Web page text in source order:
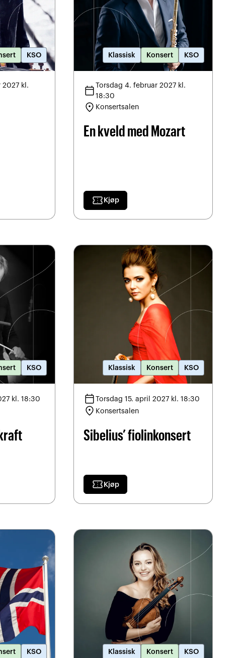
KSO
2027 kl.
Klassisk Konsert KSO
calendar_today Torsdag 4. februar 2027 kl.
18:30
location_on Konsertsalen
En kveld med Mozart
confirmation_number Kjøp
KSO
kl. 18:30
Klassisk Konsert KSO
calendar_today Torsdag 15. april 2027 kl. 18:30
location_on Konsertsalen
Sibelius’ fiolinkonsert
confirmation_number Kjøp
KSO Klassisk Konsert KSO